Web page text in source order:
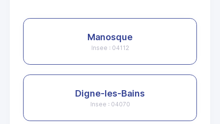
Manosque
Insee : 04112
Digne-les-Bains
Insee : 04070